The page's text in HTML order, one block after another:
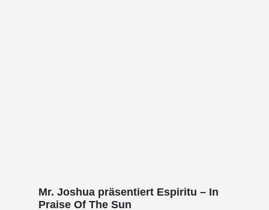
Mr. Joshua präsentiert Espiritu – In
Praise Of The Sun